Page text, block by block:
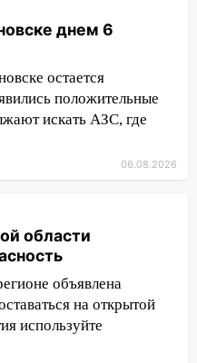
дня: список АЗС
19-летнюю
горло: в
без прав
и попала в
более 14
днем 6
остается
положительные
искать АЗС, где
06.08.2026
области
объявлена
на открытой
используйте